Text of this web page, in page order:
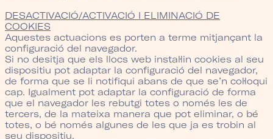
DESACTIVACIÓ/ACTIVACIÓ I ELIMINACIÓ DE
COOKIES
Aquestes actuacions es porten a terme mitjançant la
configuració del navegador.
Si no desitja que els llocs web instal·lin cookies al seu
dispositiu pot adaptar la configuració del navegador,
de forma que se li notifiqui abans de que se’n col·loqui
cap. Igualment pot adaptar la configuració de forma
que el navegador les rebutgi totes o només les de
tercers, de la mateixa manera que pot eliminar, o bé
totes, o bé només algunes de les que ja es trobin al
seu dispositiu.